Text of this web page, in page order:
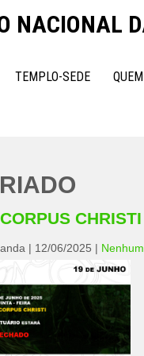
NACIONAL
TEMPLO-SEDE
CHRISTI
| 12/06/2025 |